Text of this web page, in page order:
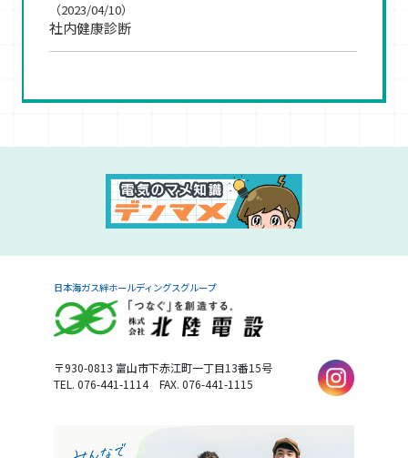
社内健康診断
（2023/04/10）
日本海ガス絆ホールディングスグループ
〒930-0813 富山市下赤江町一丁目13番15号
TEL. 076-441-1114 FAX. 076-441-1115